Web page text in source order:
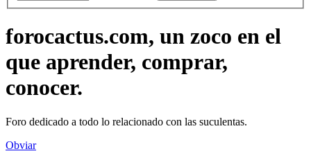
forocactus.com, un zoco en el
que aprender, comprar,
conocer.
Foro dedicado a todo lo relacionado con las suculentas.
Obviar